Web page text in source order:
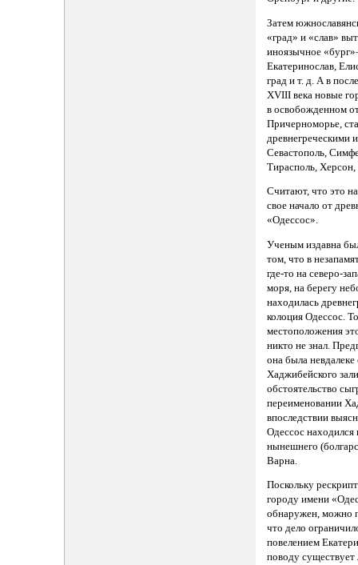
Затем
«град» и «слав»
иноязычное
Екатеринослав,
град и т. д. А в
XVIII века новые
в освобожденном
Причерноморье,
древнегреческими
Севастополь,
Тирасполь, Херсон,
Считают, что это
свое начало от
«Одессос».
Ученым издавна
том, что в
где-то на северо-
моря, на берегу
находилась
колоция Одессос.
местоположения
никто не знал.
она была невдалеке
Хаджибейского
обстоятельство
переименовании
впоследствии
Одессос находился
нынешнего
Варна.
Поскольку
городу имени
обнаружен, можно
что дело
повелением
поводу существует